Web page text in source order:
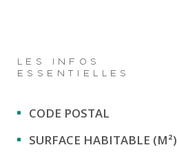
LES INFOS
ESSENTIELLES
Caractérisque Valeurs
CODE POSTAL
SURFACE HABITABLE (M²)